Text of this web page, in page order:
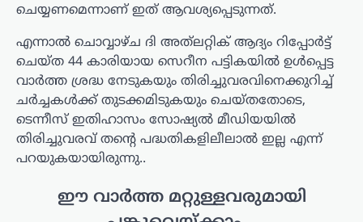
ചെയ്യണമെന്നാണ് ഇത് ആവശ്യപ്പെടുന്നത്.
എന്നാൽ ചൊവ്വാഴ്ച ദി അത്‌ലറ്റിക് ആദ്യം റിപ്പോർട്ട്
ചെയ്ത 44 കാരിയായ സെറീന പട്ടികയിൽ ഉൾപ്പെട്ട
വാർത്ത ശ്രദ്ധ നേടുകയും തിരിച്ചുവരവിനെക്കുറിച്ച്
ചർച്ചകൾക്ക് തുടക്കമിടുകയും ചെയ്തതോടെ,
ടെന്നീസ് ഇതിഹാസം സോഷ്യൽ മീഡിയയിൽ
തിരിച്ചുവരവ് തന്റെ പദ്ധതികളിലീലാൽ ഇല്ല എന്ന്
പറയുകയായിരുന്നു..
ഈ വാർത്ത മറ്റുള്ളവരുമായി